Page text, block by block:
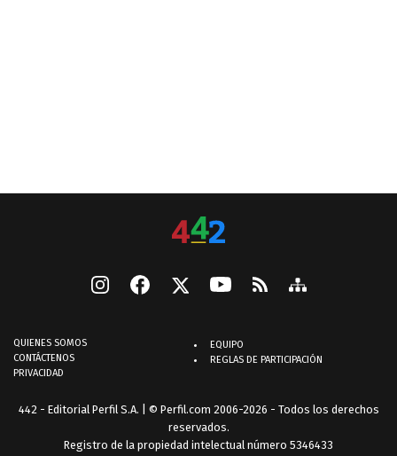
QUIENES SOMOS
CONTÁCTENOS
PRIVACIDAD
EQUIPO
REGLAS DE PARTICIPACIÓN
442 - Editorial Perfil S.A. | © Perfil.com 2006-2026 - Todos los derechos
reservados.
Registro de la propiedad intelectual número 5346433